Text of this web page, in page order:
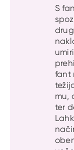
S
fant
mu,
ter